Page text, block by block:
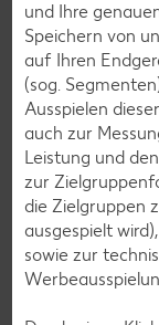
Shops
Weitere
Hier findest du
und Ihre
Speichern von
auf Ihren
(sog.
Ausspielen
auch zur
Leistung und
zur
die Zielgruppen
ausgespielt
sowie zur